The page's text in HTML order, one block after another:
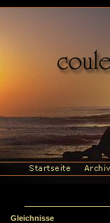
Gleichnisse